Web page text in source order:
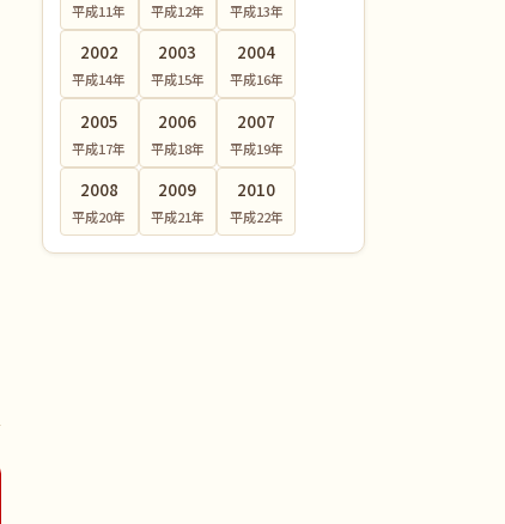
平成11年 平成12年 平成13年
2002
平成14年
2003
平成15年
2004
平成16年
2005
平成17年
2006
平成18年
2007
平成19年
2008
平成20年
2009
平成21年
2010
平成22年